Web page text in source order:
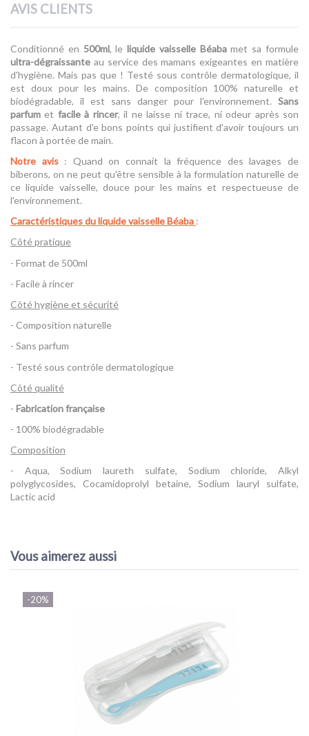
AVIS CLIENTS
Conditionné en 500ml, leliquide vaisselle Béabamet sa formule
ultra-dégraissante au service des mamans exigeantes en matière
d'hygiène. Mais pas que ! Testé sous contrôle dermatologique, il
est doux pour les mains. De composition 100% naturelle et
biodégradable, il est sans danger pour l'environnement. Sans
parfum et facile à rincer, il ne laisse ni trace, ni odeur après son
passage. Autant d'e bons points qui justifient d'avoir toujours un
flacon à portée de main.
Notre avis : Quand on connait la fréquence des lavages de
biberons, on ne peut qu'être sensible à la formulation naturelle de
ce liquide vaisselle, douce pour les mains et respectueuse de
l'environnement.
Caractéristiques du liquide vaisselle Béaba :
Côté pratique
- Format de 500ml
- Facile à rincer
Côté hygiène et sécurité
- Composition naturelle
- Sans parfum
- Testé sous contrôle dermatologique
Côté qualité
- Fabrication française
- 100% biodégradable
Composition
- Aqua, Sodium laureth sulfate, Sodium chloride, Alkyl
polyglycosides, Cocamidoprolyl betaine, Sodium lauryl sulfate,
Lactic acid
VOIR L'ATTESTATION
Publié le 09/09/2023 à 10:48 (Date de commande : 28/07/2023)
Vous aimerez aussi
-20%